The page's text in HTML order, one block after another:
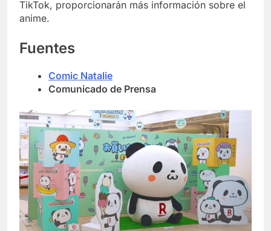
TikTok, proporcionarán más información sobre el
anime.
Fuentes
Comic Natalie
Comunicado de Prensa